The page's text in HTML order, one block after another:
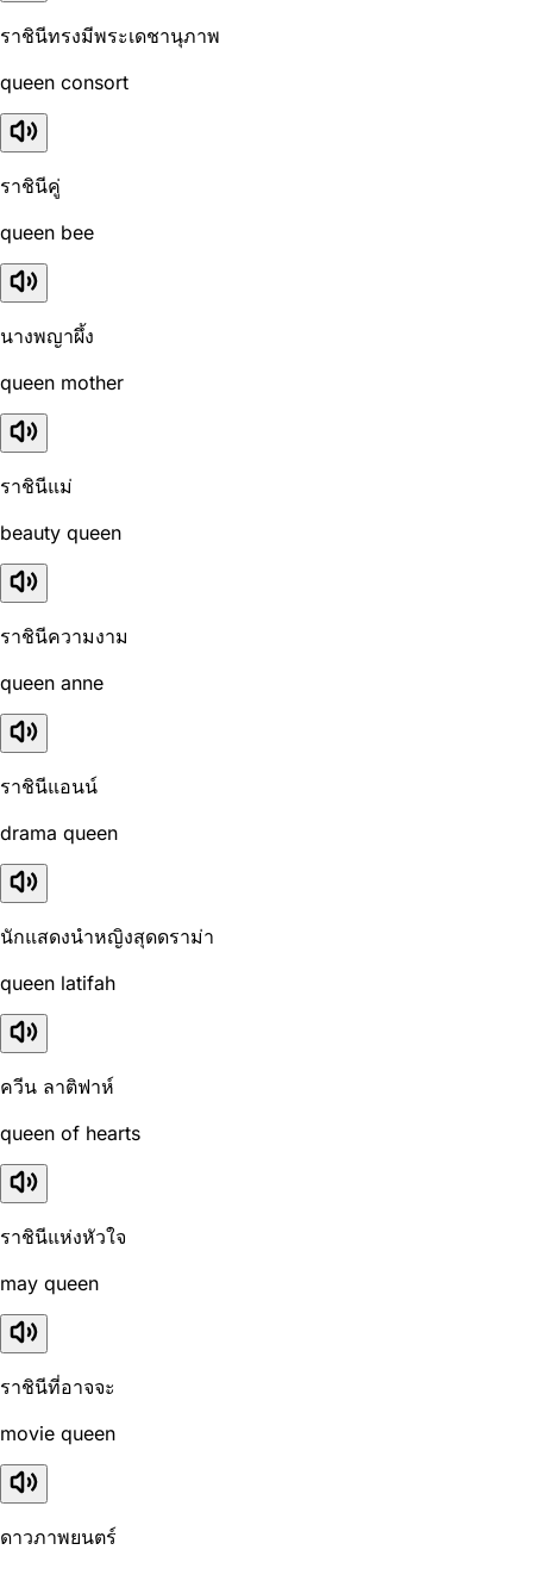
ราชินีทรงมีพระเดชานุภาพ
queen consort
ราชินีคู่
queen bee
นางพญาผึ้ง
queen mother
ราชินีแม่
beauty queen
ราชินีความงาม
queen anne
ราชินีแอนน์
drama queen
นักแสดงนำหญิงสุดดราม่า
queen latifah
ควีน ลาติฟาห์
queen of hearts
ราชินีแห่งหัวใจ
may queen
ราชินีที่อาจจะ
movie queen
ดาวภาพยนตร์